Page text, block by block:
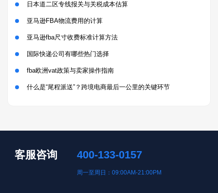
日本道二区专线报关与关税成本估算
亚马逊FBA物流费用的计算
亚马逊fba尺寸收费标准计算方法
国际快递公司有哪些热门选择
fba欧洲vat政策与卖家操作指南
什么是“尾程派送”？跨境电商最后一公里的关键环节
客服咨询 400-133-0157
周一至周日：09:00AM-21:00PM